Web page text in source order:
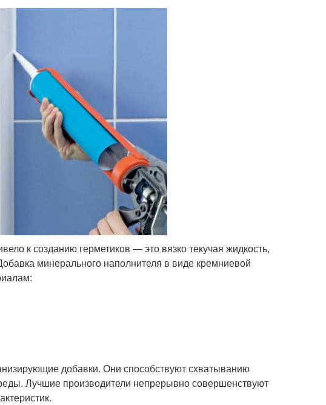
к созданию герметиков — это вязко текучая жидкость,
минерального наполнителя в виде кремниевой
добавки. Они способствуют схватыванию
Лучшие производители непрерывно совершенствуют